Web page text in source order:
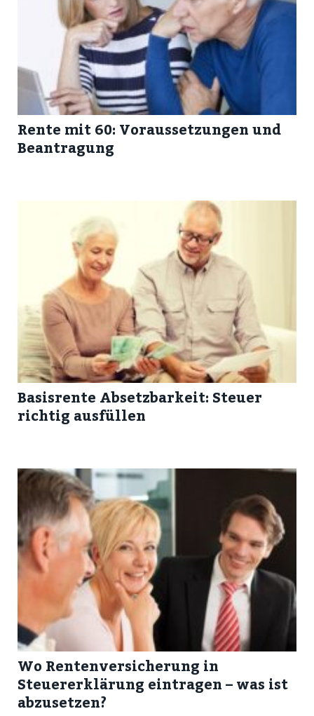
Rente mit 60: Voraussetzungen und
Beantragung
Basisrente Absetzbarkeit: Steuer
richtig ausfüllen
Wo Rentenversicherung in
Steuererklärung eintragen – was ist
abzusetzen?